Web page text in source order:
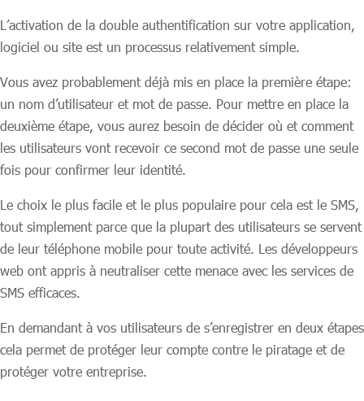
L’activation de la double authentification sur votre application,
logiciel ou site est un processus relativement simple.
Vous avez probablement déjà mis en place la première étape:
un nom d’utilisateur et mot de passe. Pour mettre en place la
deuxième étape, vous aurez besoin de décider où et comment
les utilisateurs vont recevoir ce second mot de passe une seule
fois pour confirmer leur identité.
Le choix le plus facile et le plus populaire pour cela est le SMS,
tout simplement parce que la plupart des utilisateurs se servent
de leur téléphone mobile pour toute activité. Les développeurs
web ont appris à neutraliser cette menace avec les services de
SMS efficaces.
En demandant à vos utilisateurs de s’enregistrer en deux étapes
cela permet de protéger leur compte contre le piratage et de
protéger votre entreprise.